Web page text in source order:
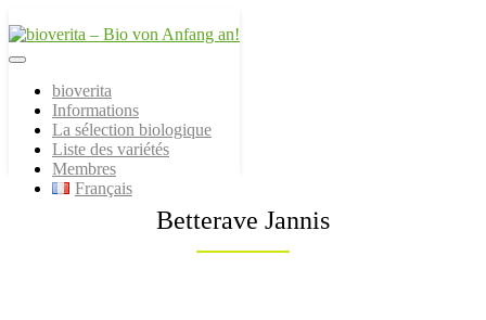
bioverita – Bio von
Anfang an!
Endprodukt
bioverita
Informations
La sélection biologique
Liste des variétés
Membres
Français
Betterave Jannis